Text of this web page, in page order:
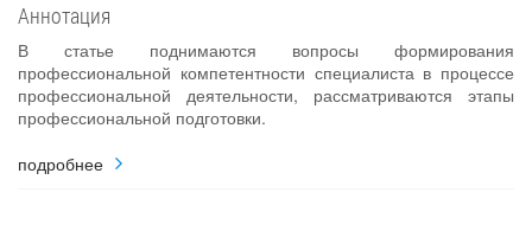
Аннотация
В статье поднимаются вопросы формирования
профессиональной компетентности специалиста в процессе
профессиональной деятельности, рассматриваются этапы
профессиональной подготовки.
подробнее